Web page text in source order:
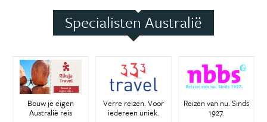
Specialisten Australië
Bouw je eigen
Australië reis
Verre reizen. Voor
iedereen uniek.
Reizen van nu. Sinds
1927.